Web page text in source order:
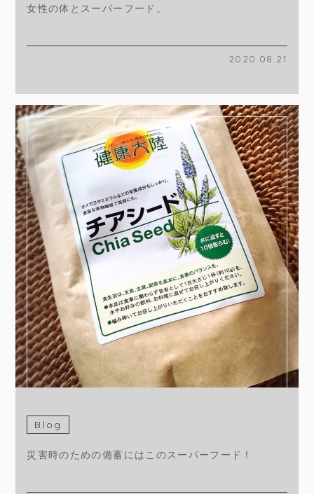
女性の体とスーパーフード。
2020.08.21
Blog
災害時のための備蓄にはこのスーパーフード！